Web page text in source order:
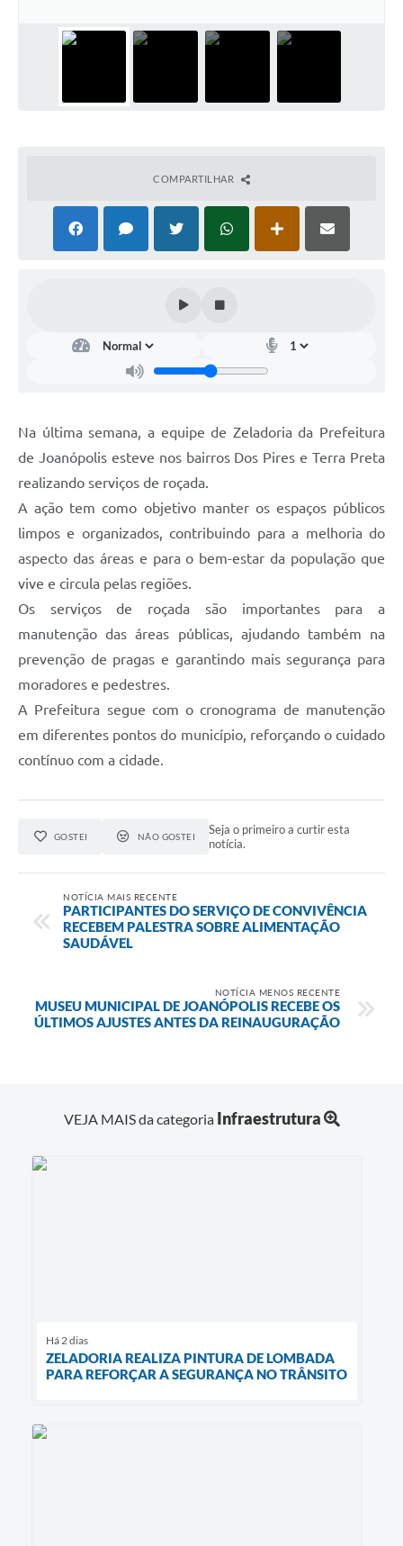
Ouvidoria
COMPARTILHAR
Na última semana, a equipe de Zeladoria da Prefeitura
de Joanópolis esteve nos bairros Dos Pires e Terra Preta
realizando serviços de roçada.
A ação tem como objetivo manter os espaços públicos
limpos e organizados, contribuindo para a melhoria do
aspecto das áreas e para o bem-estar da população que
vive e circula pelas regiões.
Os serviços de roçada são importantes para a
manutenção das áreas públicas, ajudando também na
prevenção de pragas e garantindo mais segurança para
moradores e pedestres.
A Prefeitura segue com o cronograma de manutenção
em diferentes pontos do município, reforçando o cuidado
contínuo com a cidade.
GOSTEI NÃO GOSTEI
Seja o primeiro a curtir esta
notícia.
NOTÍCIA MAIS RECENTE
PARTICIPANTES DO SERVIÇO DE CONVIVÊNCIA
RECEBEM PALESTRA SOBRE ALIMENTAÇÃO
SAUDÁVEL
NOTÍCIA MENOS RECENTE
MUSEU MUNICIPAL DE JOANÓPOLIS RECEBE OS
ÚLTIMOS AJUSTES ANTES DA REINAUGURAÇÃO
VEJA MAIS da categoria Infraestrutura
Há 2 dias
ZELADORIA REALIZA PINTURA DE LOMBADA
PARA REFORÇAR A SEGURANÇA NO TRÂNSITO